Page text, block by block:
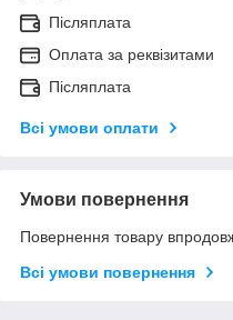
Післяплата
Оплата за реквізитами
Післяплата
Всі умови оплати
Умови повернення
Повернення товару
Всі умови повернення